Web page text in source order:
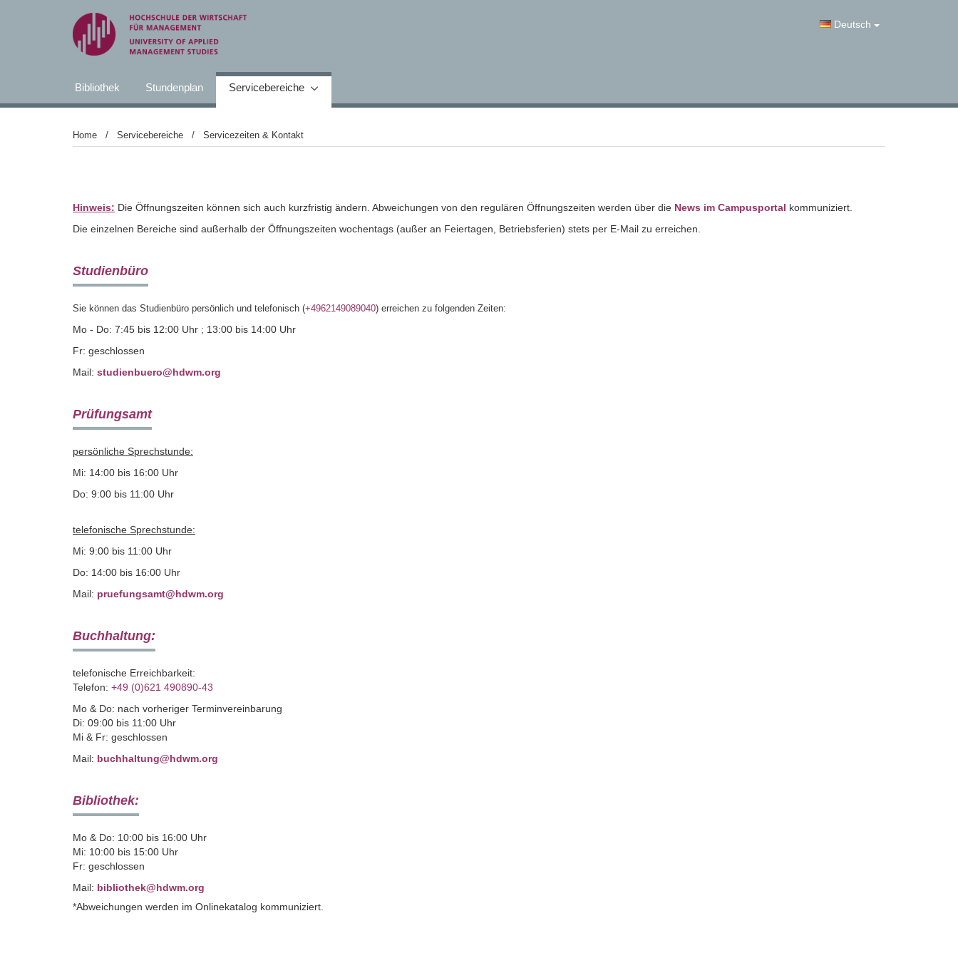
Deutsch
Bibliothek Stundenplan Servicebereiche
Home Servicebereiche Servicezeiten & Kontakt
Hinweis: Die Öffnungszeiten können sich auch kurzfristig ändern. Abweichungen von den regulären Öffnungszeiten werden über die News im Campusportal kommuniziert.
Die einzelnen Bereiche sind außerhalb der Öffnungszeiten wochentags (außer an Feiertagen, Betriebsferien) stets per E-Mail zu erreichen.
Studienbüro
Sie können das Studienbüro persönlich und telefonisch (+4962149089040) erreichen zu folgenden Zeiten:
Mo - Do: 7:45 bis 12:00 Uhr ; 13:00 bis 14:00 Uhr
Fr: geschlossen
Mail: studienbuero@hdwm.org
Prüfungsamt
persönliche Sprechstunde:
Mi: 14:00 bis 16:00 Uhr
Do: 9:00 bis 11:00 Uhr
telefonische Sprechstunde:
Mi: 9:00 bis 11:00 Uhr
Do: 14:00 bis 16:00 Uhr
Mail: pruefungsamt@hdwm.org
Buchhaltung:
telefonische Erreichbarkeit:
Telefon: +49 (0)621 490890-43
Mo & Do: nach vorheriger Terminvereinbarung
Di: 09:00 bis 11:00 Uhr
Mi & Fr: geschlossen
Mail: buchhaltung@hdwm.org
Bibliothek:
Mo & Do: 10:00 bis 16:00 Uhr
Mi: 10:00 bis 15:00 Uhr
Fr: geschlossen
Mail: bibliothek@hdwm.org
*Abweichungen werden im Onlinekatalog kommuniziert.